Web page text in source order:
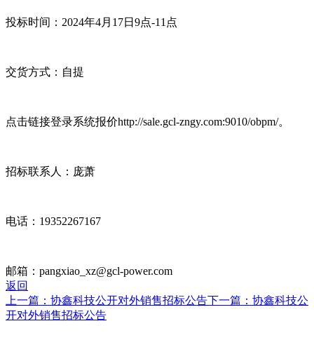
投标时间：2024年4月17日9点-11点
交货方式：自提
点击链接登录系统报价http://sale.gcl-zngy.com:9010/obpm/。
招标联系人：庞萧
电话：19352267167
邮箱：pangxiao_xz@gcl-power.com
返回
上一篇：协鑫科技公开对外销售招标公告下一篇：协鑫科技公
开对外销售招标公告